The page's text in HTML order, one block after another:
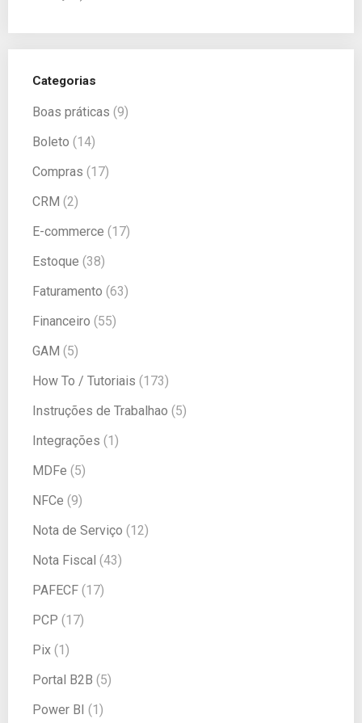
Categorias
Boas práticas (9)
Boleto (14)
Compras (17)
CRM (2)
E-commerce (17)
Estoque (38)
Faturamento (63)
Financeiro (55)
GAM (5)
How To / Tutoriais (173)
Instruções de Trabalhao (5)
Integrações (1)
MDFe (5)
NFCe (9)
Nota de Serviço (12)
Nota Fiscal (43)
PAFECF (17)
PCP (17)
Pix (1)
Portal B2B (5)
Power BI (1)